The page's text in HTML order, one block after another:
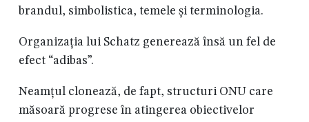
brandul, simbolistica, temele și terminologia.
Organizația lui Schatz generează însă un fel de
efect “adibas”.
Neamțul clonează, de fapt, structuri ONU care
măsoară progrese în atingerea obiectivelor